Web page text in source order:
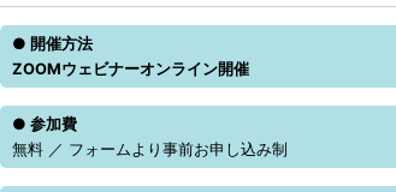
● 開催方法
ZOOMウェビナーオンライン開催
● 参加費
無料 ／ フォームより事前お申し込み制